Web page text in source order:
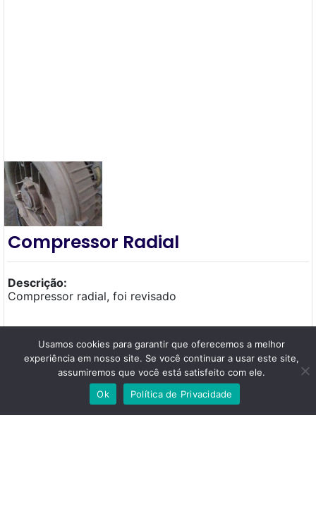
Compressor Radial
Descrição:
Compressor radial, foi revisado
Localização: São Bernardo do Campo,São Paulo
Combustão (diesel ou gasolina)
Subcategoria:Compressor
Usamos cookies para garantir que oferecemos a melhor
experiência em nosso site. Se você continuar a usar este site,
assumiremos que você está satisfeito com ele.
Ok
Política de Privacidade